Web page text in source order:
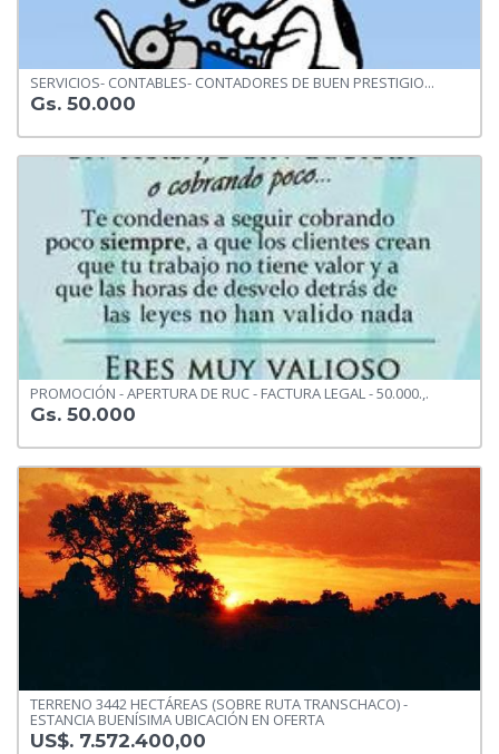
SERVICIOS- CONTABLES- CONTADORES DE BUEN PRESTIGIO...
Gs. 50.000
PROMOCIÓN - APERTURA DE RUC - FACTURA LEGAL - 50.000.,.
Gs. 50.000
TERRENO 3442 HECTÁREAS (SOBRE RUTA TRANSCHACO) -
ESTANCIA BUENÍSIMA UBICACIÓN EN OFERTA
US$. 7.572.400,00